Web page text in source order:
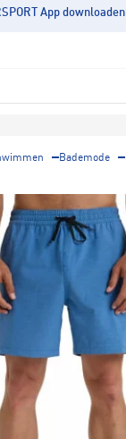
App downloaden
Bademode